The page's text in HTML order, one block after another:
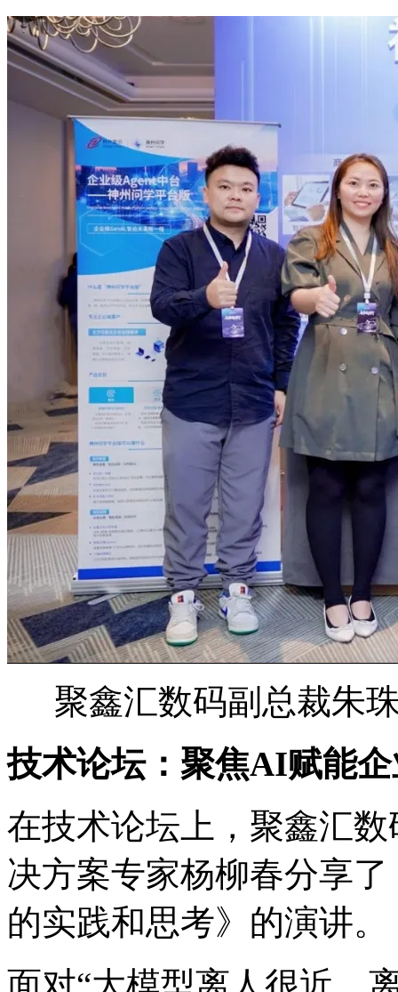
聚鑫汇数码副总裁朱
技术论坛：聚焦AI赋能
在技术论坛上，聚鑫
决方案专家杨柳春分享
的实践和思考》的演讲。